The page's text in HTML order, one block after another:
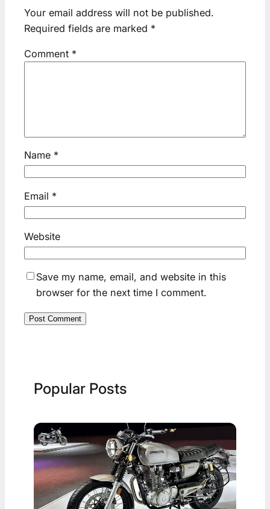
Your email address will not be published.
Required fields are marked *
Comment *
Name *
Email *
Website
Save my name, email, and website in this
browser for the next time I comment.
Popular Posts